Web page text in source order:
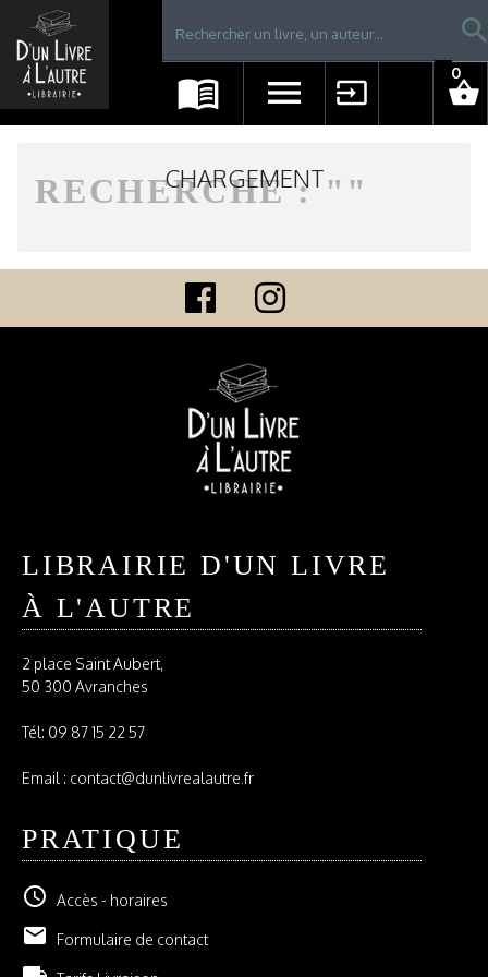
Librairie D'un livre à l'autre - Avranches
menu_book menu input shopping_basket
0
RECHERCHE : " "
CHARGEMENT
LIBRAIRIE D'UN LIVRE
À L'AUTRE
2 place Saint Aubert,
50 300 Avranches
Tél: 09 87 15 22 57
Email : contact@dunlivrealautre.fr
PRATIQUE
schedule Accès - horaires
email Formulaire de contact